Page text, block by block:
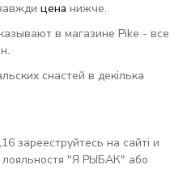
цена нижче.
в магазине Pike - все
снастей в декілька
зарееструйтесь на сайті и
лояльностя "Я РЫБАК" або